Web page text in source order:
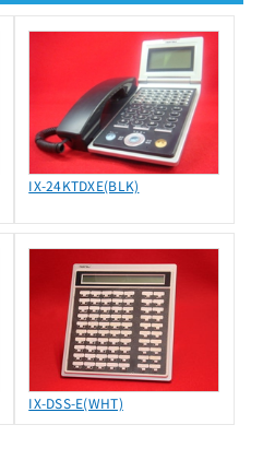
IX-24KTDXE(BLK)
IX-DSS-E(WHT)